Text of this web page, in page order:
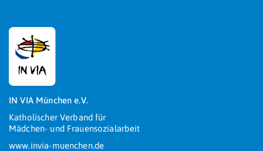
IN VIA München e.V.
Katholischer Verband für
Mädchen- und Frauensozialarbeit
www.invia-muenchen.de